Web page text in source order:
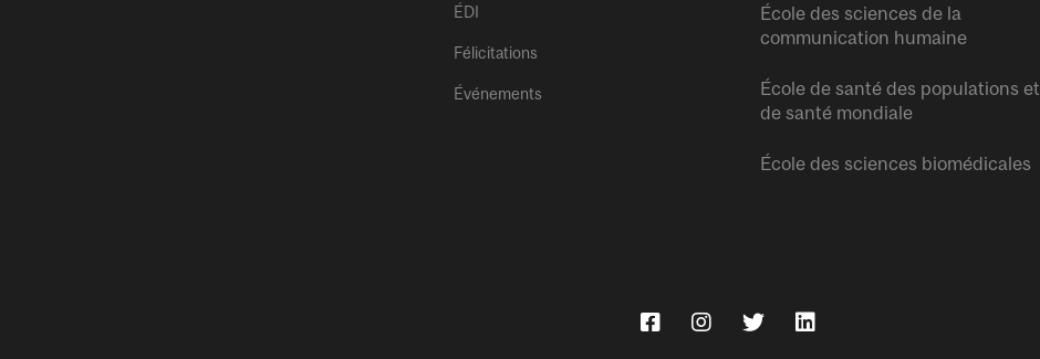
ÉDI
Félicitations
Événements
École des sciences de la
communication humaine
École de santé des populations et
de santé mondiale
École des sciences biomédicales